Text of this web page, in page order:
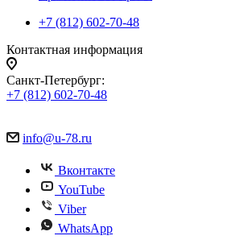
+7 (812) 602-70-48
Контактная информация
Санкт-Петербург:
+7 (812) 602-70-48
info@u-78.ru
Вконтакте
YouTube
Viber
WhatsApp